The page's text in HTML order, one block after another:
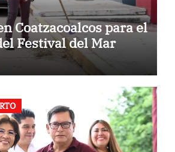
Coatzacoalcos para el
Festival del Mar